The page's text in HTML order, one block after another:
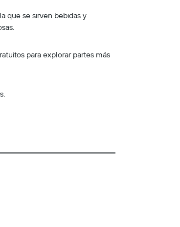
que se sirven bebidas y
para explorar partes más